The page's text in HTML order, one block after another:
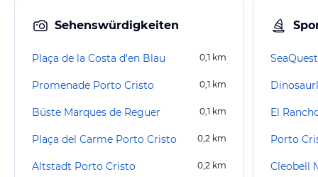
Sehenswürdigkeiten
Plaça de la Costa d'en Blau 0,1 km
Promenade Porto Cristo 0,1 km
Büste Marques de Reguer 0,1 km
Plaça del Carme Porto Cristo 0,2 km
Altstadt Porto Cristo 0,2 km
El
Porto
Cleobell